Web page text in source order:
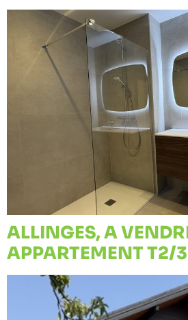
ALLINGES, A
APPARTEMENT T2/3